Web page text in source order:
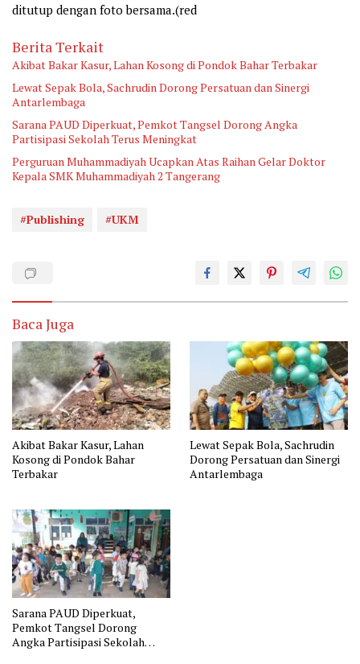
ditutup dengan foto bersama.(red
Berita Terkait
Akibat Bakar Kasur, Lahan Kosong di Pondok Bahar Terbakar
Lewat Sepak Bola, Sachrudin Dorong Persatuan dan Sinergi
Antarlembaga
Sarana PAUD Diperkuat, Pemkot Tangsel Dorong Angka
Partisipasi Sekolah Terus Meningkat
Perguruan Muhammadiyah Ucapkan Atas Raihan Gelar Doktor
Kepala SMK Muhammadiyah 2 Tangerang
#Publishing #UKM
Baca Juga
Akibat Bakar Kasur, Lahan
Kosong di Pondok Bahar
Terbakar
Lewat Sepak Bola, Sachrudin
Dorong Persatuan dan Sinergi
Antarlembaga
Sarana PAUD Diperkuat,
Pemkot Tangsel Dorong
Angka Partisipasi Sekolah